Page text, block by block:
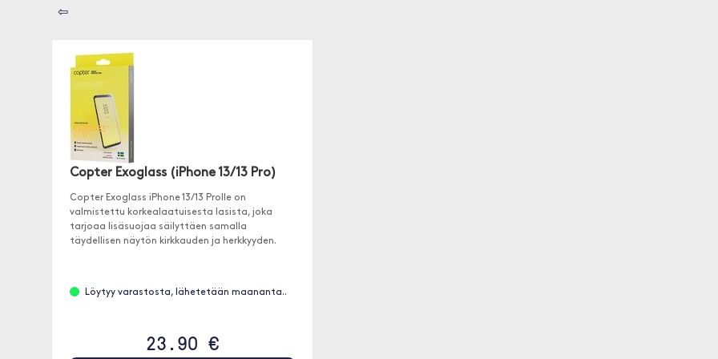
⇦
Copter Exoglass (iPhone 13/13 Pro)
Copter Exoglass iPhone 13/13 Prolle on
valmistettu korkealaatuisesta lasista, joka
tarjoaa lisäsuojaa säilyttäen samalla
täydellisen näytön kirkkauden ja herkkyyden.
Löytyy varastosta, lähetetään maananta..
23.90 €